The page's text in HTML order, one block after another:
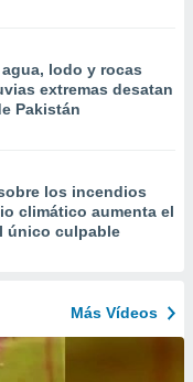
lodo y rocas
extremas desatan
Pakistán
los incendios
climático aumenta el
único culpable
Más Vídeos